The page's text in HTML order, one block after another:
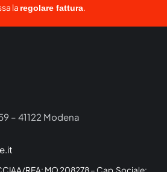
la regolare fattura.
– 41122 Modena
REA: MO 208278 – Cap.Sociale: